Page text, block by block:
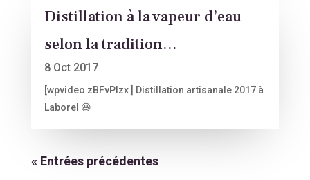
Distillation à la vapeur d’eau
selon la tradition…
8 Oct 2017
[wpvideo zBFvPlzx ] Distillation artisanale 2017 à
Laborel 😃
« Entrées précédentes